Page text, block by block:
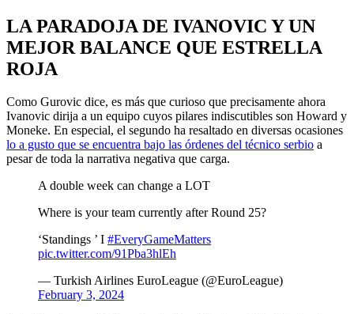
LA PARADOJA DE IVANOVIC Y UN
MEJOR BALANCE QUE ESTRELLA
ROJA
Como Gurovic dice, es más que curioso que precisamente ahora
Ivanovic dirija a un equipo cuyos pilares indiscutibles son Howard y
Moneke. En especial, el segundo ha resaltado en diversas ocasiones
lo a gusto que se encuentra bajo las órdenes del técnico serbio a
pesar de toda la narrativa negativa que carga.
A double week can change a LOT
Where is your team currently after Round 25?
‘Standings ’ I #EveryGameMatters
pic.twitter.com/91Pba3hlEh
— Turkish Airlines EuroLeague (@EuroLeague)
February 3, 2024